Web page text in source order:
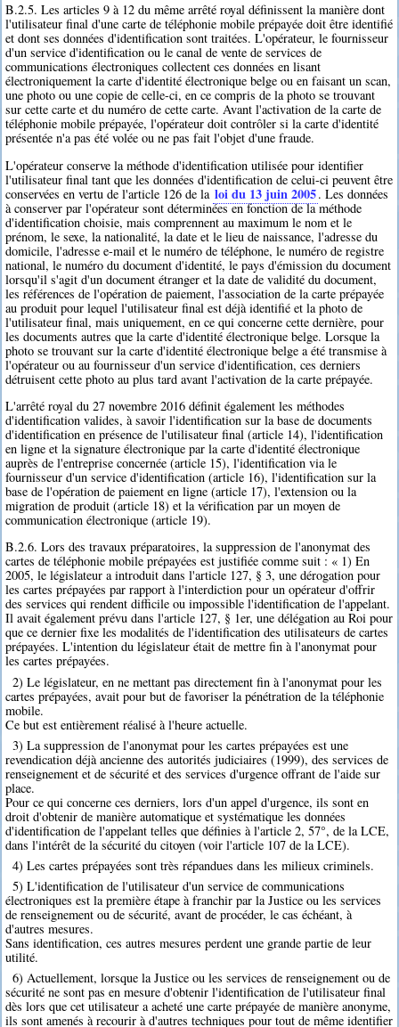
B.2.5. Les articles 9 à 12 du même arrêté royal définissent la manière dont
l'utilisateur final d'une carte de téléphonie mobile prépayée doit être identifié
et dont ses données d'identification sont traitées. L'opérateur, le fournisseur
d'un service d'identification ou le canal de vente de services de
communications électroniques collectent ces données en lisant
électroniquement la carte d'identité électronique belge ou en faisant un scan,
une photo ou une copie de celle-ci, en ce compris de la photo se trouvant
sur cette carte et du numéro de cette carte. Avant l'activation de la carte de
téléphonie mobile prépayée, l'opérateur doit contrôler si la carte d'identité
présentée n'a pas été volée ou ne pas fait l'objet d'une fraude.
L'opérateur conserve la méthode d'identification utilisée pour identifier
l'utilisateur final tant que les données d'identification de celui-ci peuvent être
conservées en vertu de l'article 126 de la loi du 13 juin 2005. Les données
à conserver par l'opérateur sont déterminées en fonction de la méthode
d'identification choisie, mais comprennent au maximum le nom et le
prénom, le sexe, la nationalité, la date et le lieu de naissance, l'adresse du
domicile, l'adresse e-mail et le numéro de téléphone, le numéro de registre
national, le numéro du document d'identité, le pays d'émission du document
lorsqu'il s'agit d'un document étranger et la date de validité du document,
les références de l'opération de paiement, l'association de la carte prépayée
au produit pour lequel l'utilisateur final est déjà identifié et la photo de
l'utilisateur final, mais uniquement, en ce qui concerne cette dernière, pour
les documents autres que la carte d'identité électronique belge. Lorsque la
photo se trouvant sur la carte d'identité électronique belge a été transmise à
l'opérateur ou au fournisseur d'un service d'identification, ces derniers
détruisent cette photo au plus tard avant l'activation de la carte prépayée.
L'arrêté royal du 27 novembre 2016 définit également les méthodes
d'identification valides, à savoir l'identification sur la base de documents
d'identification en présence de l'utilisateur final (article 14), l'identification
en ligne et la signature électronique par la carte d'identité électronique
auprès de l'entreprise concernée (article 15), l'identification via le
fournisseur d'un service d'identification (article 16), l'identification sur la
base de l'opération de paiement en ligne (article 17), l'extension ou la
migration de produit (article 18) et la vérification par un moyen de
communication électronique (article 19).
B.2.6. Lors des travaux préparatoires, la suppression de l'anonymat des
cartes de téléphonie mobile prépayées est justifiée comme suit : « 1) En
2005, le législateur a introduit dans l'article 127, § 3, une dérogation pour
les cartes prépayées par rapport à l'interdiction pour un opérateur d'offrir
des services qui rendent difficile ou impossible l'identification de l'appelant.
Il avait également prévu dans l'article 127, § 1er, une délégation au Roi pour
que ce dernier fixe les modalités de l'identification des utilisateurs de cartes
prépayées. L'intention du législateur était de mettre fin à l'anonymat pour
les cartes prépayées.
2) Le législateur, en ne mettant pas directement fin à l'anonymat pour les
cartes prépayées, avait pour but de favoriser la pénétration de la téléphonie
mobile.
Ce but est entièrement réalisé à l'heure actuelle.
3) La suppression de l'anonymat pour les cartes prépayées est une
revendication déjà ancienne des autorités judiciaires (1999), des services de
renseignement et de sécurité et des services d'urgence offrant de l'aide sur
place.
Pour ce qui concerne ces derniers, lors d'un appel d'urgence, ils sont en
droit d'obtenir de manière automatique et systématique les données
d'identification de l'appelant telles que définies à l'article 2, 57°, de la LCE,
dans l'intérêt de la sécurité du citoyen (voir l'article 107 de la LCE).
4) Les cartes prépayées sont très répandues dans les milieux criminels.
5) L'identification de l'utilisateur d'un service de communications
électroniques est la première étape à franchir par la Justice ou les services
de renseignement ou de sécurité, avant de procéder, le cas échéant, à
d'autres mesures.
Sans identification, ces autres mesures perdent une grande partie de leur
utilité.
6) Actuellement, lorsque la Justice ou les services de renseignement ou de
sécurité ne sont pas en mesure d'obtenir l'identification de l'utilisateur final
dès lors que cet utilisateur a acheté une carte prépayée de manière anonyme,
ils sont amenés à recourir à d'autres techniques pour tout de même identifier